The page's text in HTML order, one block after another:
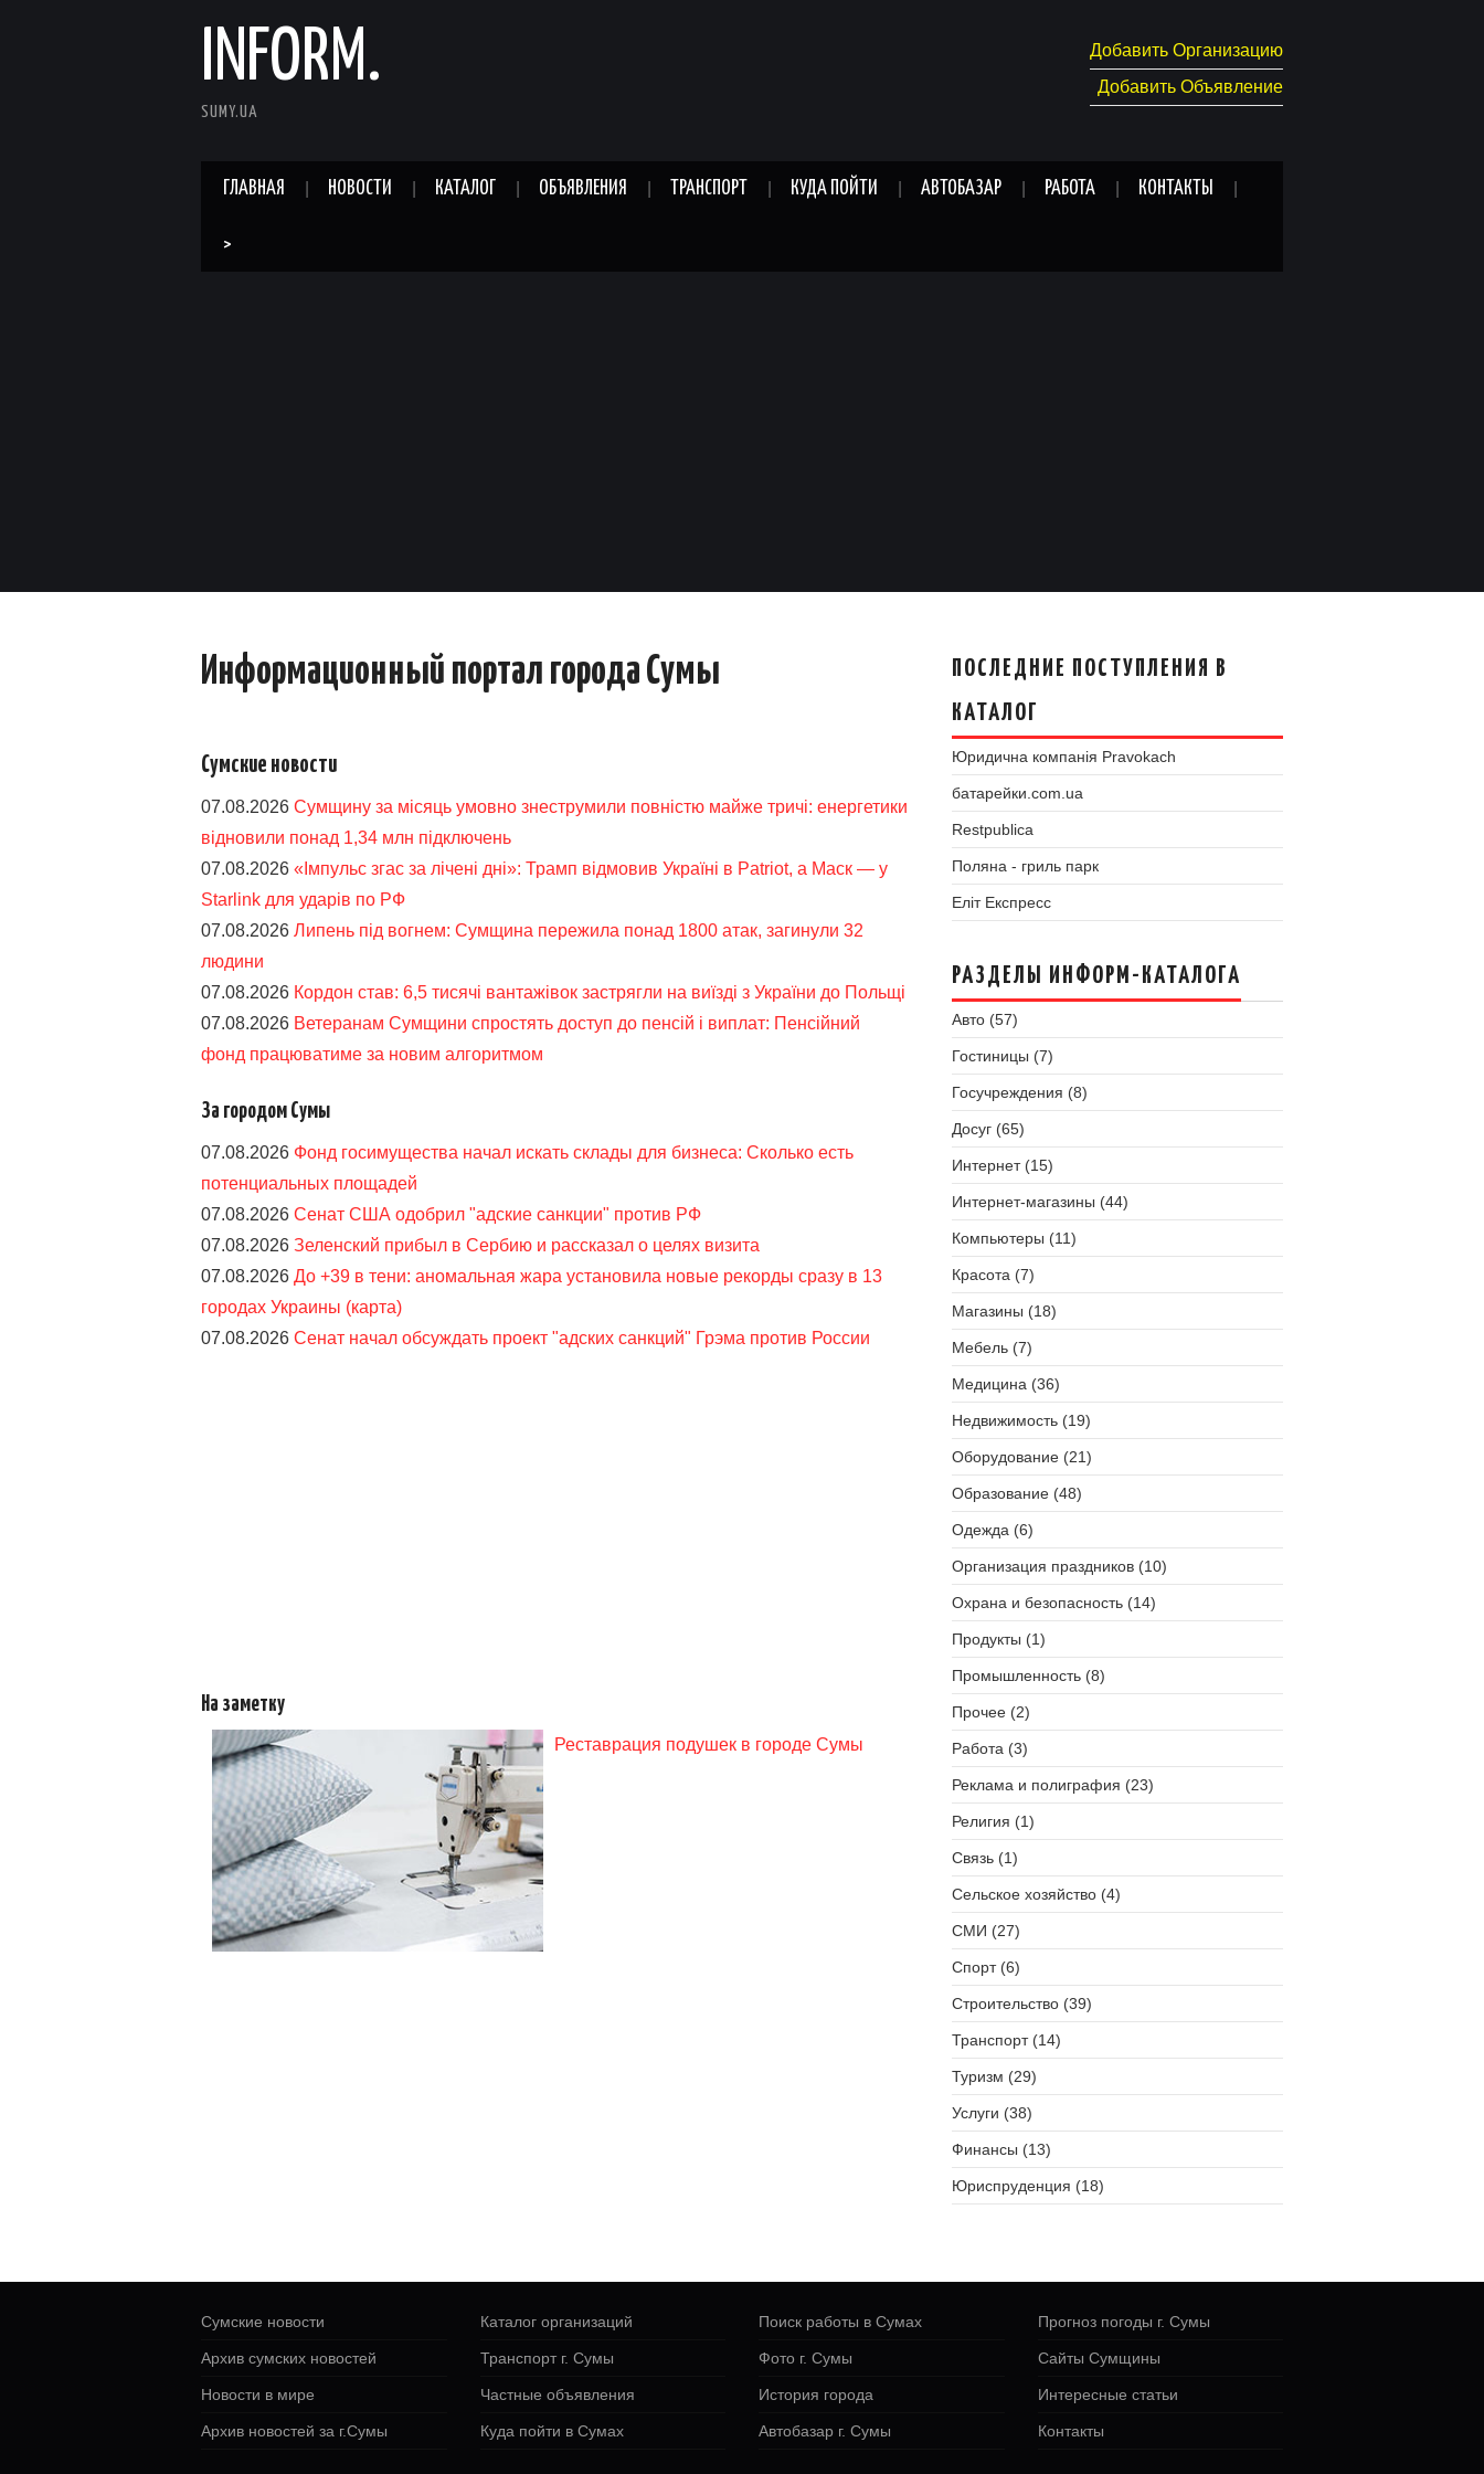
INFORM.
SUMY.UA
Добавить Организацию
Добавить Объявление
ГЛАВНАЯ НОВОСТИ КАТАЛОГ ОБЪЯВЛЕНИЯ ТРАНСПОРТ КУДА ПОЙТИ АВТОБАЗАР РАБОТА КОНТАКТЫ
>
Информационный портал города Сумы
Сумские новости
07.08.2026 Сумщину за місяць умовно знеструмили повністю майже тричі: енергетики
відновили понад 1,34 млн підключень
07.08.2026 «Імпульс згас за лічені дні»: Трамп відмовив Україні в Patriot, а Маск — у
Starlink для ударів по РФ
07.08.2026 Липень під вогнем: Сумщина пережила понад 1800 атак, загинули 32
людини
07.08.2026 Кордон став: 6,5 тисячі вантажівок застрягли на виїзді з України до Польщі
07.08.2026 Ветеранам Сумщини спростять доступ до пенсій і виплат: Пенсійний
фонд працюватиме за новим алгоритмом
За городом Сумы
07.08.2026 Фонд госимущества начал искать склады для бизнеса: Сколько есть
потенциальных площадей
07.08.2026 Сенат США одобрил "адские санкции" против РФ
07.08.2026 Зеленский прибыл в Сербию и рассказал о целях визита
07.08.2026 До +39 в тени: аномальная жара установила новые рекорды сразу в 13
городах Украины (карта)
07.08.2026 Сенат начал обсуждать проект "адских санкций" Грэма против России
На заметку
Реставрация подушек в городе Сумы
ПОСЛЕДНИЕ ПОСТУПЛЕНИЯ В
КАТАЛОГ
Юридична компанія Pravokach
батарейки.com.ua
Restpublica
Поляна - гриль парк
Еліт Експресс
РАЗДЕЛЫ ИНФОРМ-КАТАЛОГА
Авто (57)
Гостиницы (7)
Госучреждения (8)
Досуг (65)
Интернет (15)
Интернет-магазины (44)
Компьютеры (11)
Красота (7)
Магазины (18)
Мебель (7)
Медицина (36)
Недвижимость (19)
Оборудование (21)
Образование (48)
Одежда (6)
Организация праздников (10)
Охрана и безопасность (14)
Продукты (1)
Промышленность (8)
Прочее (2)
Работа (3)
Реклама и полиграфия (23)
Религия (1)
Связь (1)
Сельское хозяйство (4)
СМИ (27)
Спорт (6)
Строительство (39)
Транспорт (14)
Туризм (29)
Услуги (38)
Финансы (13)
Юриспруденция (18)
Сумские новости
Архив сумских новостей
Новости в мире
Архив новостей за г.Сумы
Каталог организаций
Транспорт г. Сумы
Частные объявления
Куда пойти в Сумах
Поиск работы в Сумах
Фото г. Сумы
История города
Автобазар г. Сумы
Прогноз погоды г. Сумы
Сайты Сумщины
Интересные статьи
Контакты